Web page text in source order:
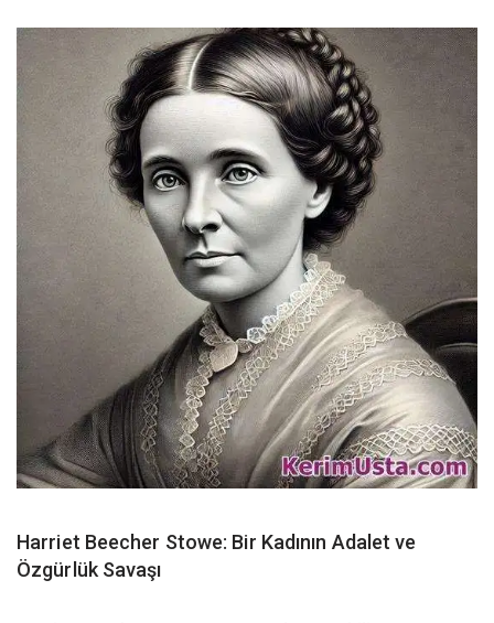
Harriet Beecher Stowe: Bir Kadının Adalet ve
Özgürlük Savaşı